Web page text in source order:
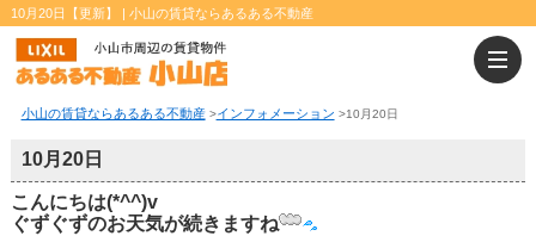
10月20日【更新】 | 小山の賃貸ならあるある不動産
小山の賃貸ならあるある不動産>インフォメーション >10月20日
10月20日
こんにちは(*^^)v
ぐずぐずのお天気が続きますね